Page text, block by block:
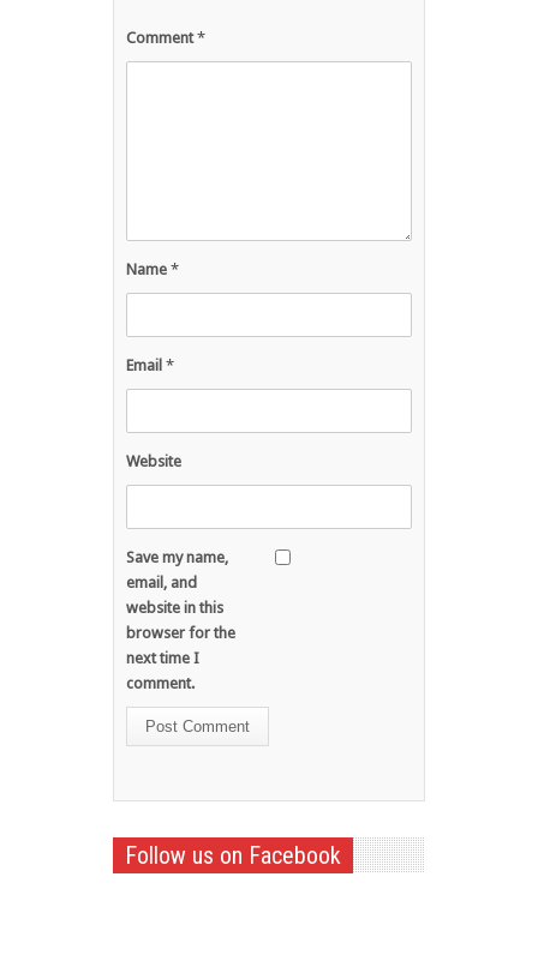
Comment*
Name *
Email *
Website
Save my name,
email, and
website in this
browser for the
next time I
comment.
Follow us on Facebook